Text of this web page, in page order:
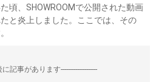
頃、SHOWROOMで公開された動画
と炎上しました。ここでは、その
に記事があります--------------------